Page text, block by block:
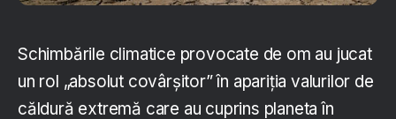
Schimbările climatice provocate de om au jucat
un rol „absolut covârșitor” în apariția valurilor de
căldură extremă care au cuprins planeta în